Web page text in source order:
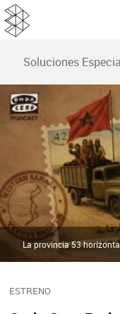
Soluciones
ESTRENO
La provincia 53